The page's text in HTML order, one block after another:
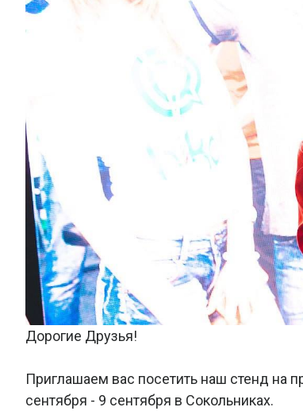
Дорогие Друзья!
Приглашаем вас посетить наш стенд на
сентября - 9 сентября в Сокольниках.